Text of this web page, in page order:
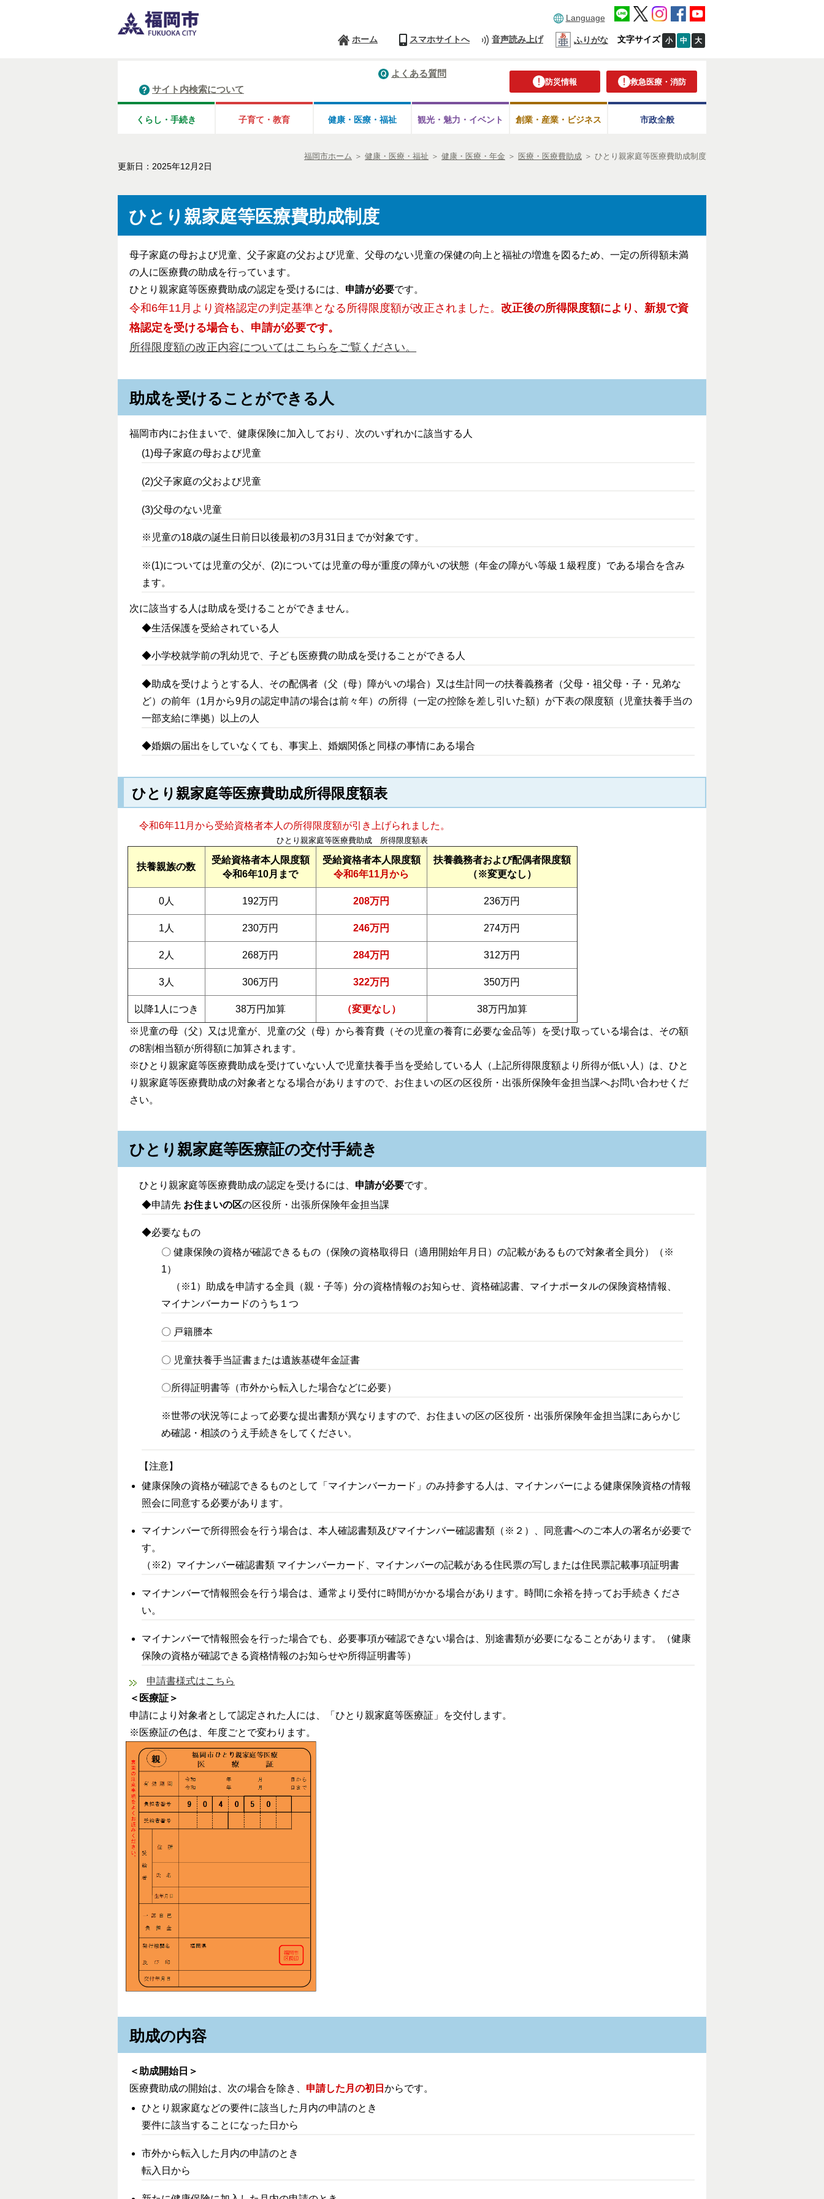
Language
ホーム スマホサイトへ 音声読み上げ ふりがな 文字サイズ 小 中 大
防災情報 救急医療・消防
よくある質問
サイト内検索について
くらし・手続き 子育て・教育 健康・医療・ 福祉 観光・魅力・ イベント 創業・産業・ビジネス 市政全般
福岡市ホーム ＞ 健康・医療・福祉 ＞ 健康・医療・年金 ＞ 医療・医療費助成 ＞ ひとり親家庭等医療費助成制度
更新日：2025年12月2日
ひとり親家庭等医療費助成制度
母子家庭の母および児童、父子家庭の父および児童、父母のない児童の保健の向上と福祉の増進を図るため、一定の所得額未満
の人に医療費の助成を行っています。
ひとり親家庭等医療費助成の認定を受けるには、 申請が必要です。
令和6年11月より資格認定の判定基準となる所得限度額が改正されました。改正後の所得限度額により、新規で資
格認定を受ける場合も、申請が必要です。
所得限度額の改正内容についてはこちらをご覧ください。
助成を受けることができる人
福岡市内にお住まいで、健康保険に加入しており、次のいずれかに該当する人
(1)母子家庭の母および児童
(2)父子家庭の父および児童
(3)父母のない児童
※児童の18歳の誕生日前日以後最初の3月31日までが対象です。
※(1)については児童の父が、(2)については児童の母が重度の障がいの状態（年金の障がい等級１級程度）である場合を含み
ます。
次に該当する人は助成を受けることができません。
◆生活保護を受給されている人
◆小学校就学前の乳幼児で、子ども医療費の助成を受けることができる人
◆助成を受けようとする人、その配偶者（父（母）障がいの場合）又は生計同一の扶養義務者（父母・祖父母・子・兄弟な
ど）の前年（1月から9月の認定申請の場合は前々年）の所得（一定の控除を差し引いた額）が下表の限度額（児童扶養手当の
一部支給に準拠）以上の人
◆婚姻の届出をしていなくても、事実上、婚姻関係と同様の事情にある場合
ひとり親家庭等医療費助成所得限度額表
令和6年11月から受給資格者本人の所得限度額が引き上げられました。
ひとり親家庭等医療費助成 所得限度額表
扶養親族の数
受給資格者本人限度額
令和6年10月まで
受給資格者本人限度額
令和6年11月から
扶養義務者および配偶者限度額
（※変更なし）
0人 192万円 208万円 236万円
1人 230万円 246万円 274万円
2人 268万円 284万円 312万円
3人 306万円 322万円 350万円
以降1人につき 38万円加算 （変更なし） 38万円加算
※児童の母（父）又は児童が、児童の父（母）から養育費（その児童の養育に必要な金品等）を受け取っている場合は、その額
の8割相当額が所得額に加算されます。
※ひとり親家庭等医療費助成を受けていない人で児童扶養手当を受給している人
（上記所得限度額より所得が低い人） は、ひと
り親家庭等医療費助成の対象者となる場合がありますので、 お住まいの区の区役所・出張所保険年金担当課へお問い合わせくだ
さい。
ひとり親家庭等医療証の交付手続き
ひとり親家庭等医療費助成の認定を受けるには、 申請が必要です。
◆申請先 お住まいの区の区役所・出張所保険年金担当課
◆必要なもの
〇 健康保険の資格が確認できるもの（保険の資格取得日（適用開始年月日）の記載があるもので対象者全員分）（※
1）
（※1）助成を申請する全員（親・子等）分の資格情報のお知らせ、資格確認書、マイナポータルの保険資格情報、
マイナンバーカードのうち１つ
〇 戸籍謄本
〇 児童扶養手当証書または遺族基礎年金証書
〇所得証明書等（市外から転入した場合などに必要）
※世帯の状況等によって必要な提出書類が異なりますので、お住まいの区の区役所・出張所保険年金担当課にあらかじ
め確認・相談のうえ手続きをしてください。
【注意】
健康保険の資格が確認できるものとして「マイナンバーカード」のみ持参する人は、マイナンバーによる健康保険資格の情報
照会に同意する必要があります。
マイナンバーで所得照会を行う場合は、本人確認書類及びマイナンバー確認書類（※２）、同意書へのご本人の署名が必要で
す。
（※2）マイナンバー確認書類 マイナンバーカード、マイナンバーの記載がある住民票の写しまたは住民票記載事項証明書
マイナンバーで情報照会を行う場合は、通常より受付に時間がかかる場合があります。時間に余裕を持ってお手続きくださ
い。
マイナンバーで情報照会を行った場合でも、必要事項が確認できない場合は、別途書類が必要になることがあります。（健康
保険の資格が確認できる資格情報のお知らせや所得証明書等）
申請書様式はこちら
＜医療証＞
申請により対象者として認定された人には、「ひとり親家庭等医療証」を交付します。
※医療証の色は、年度ごとで変わります。
助成の内容
＜助成開始日＞
医療費助成の開始は、次の場合を除き、 申請した月の初日からです。
ひとり親家庭などの要件に該当した月内の申請のとき
要件に該当することになった日から
市外から転入した月内の申請のとき
転入日から